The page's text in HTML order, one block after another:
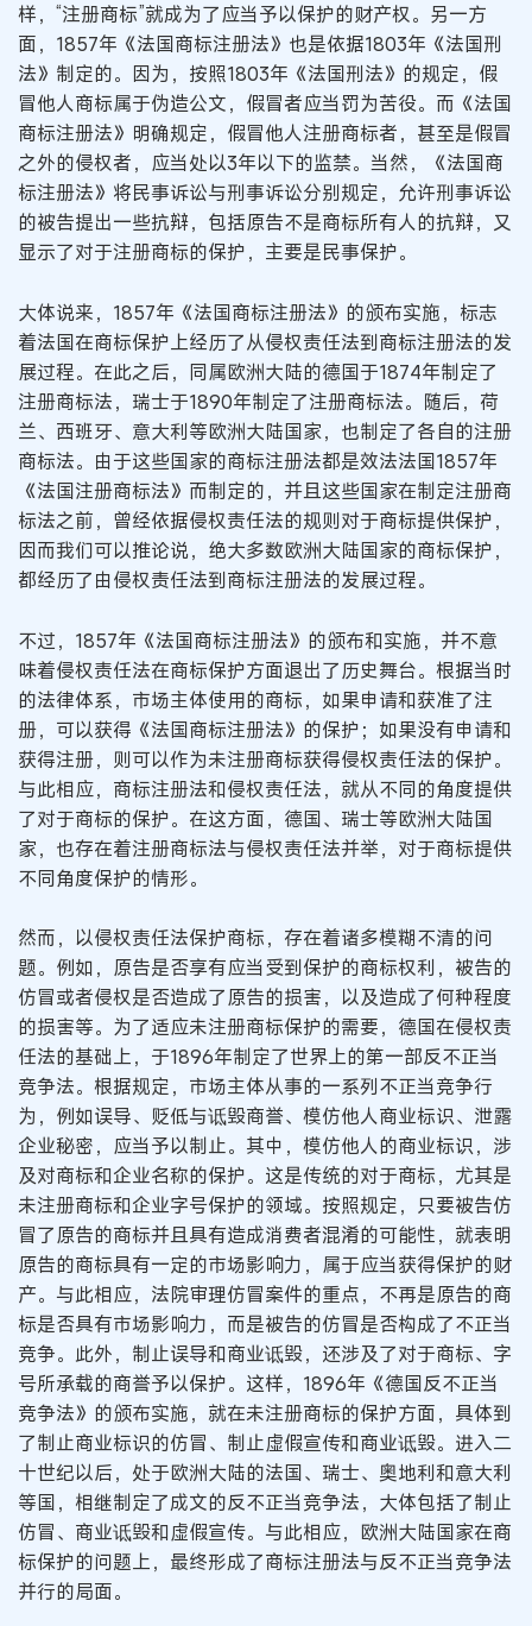
样，“注册商标”就成为了应当予以保护的财产权。另一方
面，1857年《法国商标注册法》也是依据1803年《法国刑
法》制定的。因为，按照1803年《法国刑法》的规定，假
冒他人商标属于伪造公文，假冒者应当罚为苦役。而《法国
商标注册法》明确规定，假冒他人注册商标者，甚至是假冒
之外的侵权者，应当处以3年以下的监禁。当然，《法国商
标注册法》将民事诉讼与刑事诉讼分别规定，允许刑事诉讼
的被告提出一些抗辩，包括原告不是商标所有人的抗辩，又
显示了对于注册商标的保护，主要是民事保护。
大体说来，1857年《法国商标注册法》的颁布实施，标志
着法国在商标保护上经历了从侵权责任法到商标注册法的发
展过程。在此之后，同属欧洲大陆的德国于1874年制定了
注册商标法，瑞士于1890年制定了注册商标法。随后，荷
兰、西班牙、意大利等欧洲大陆国家，也制定了各自的注册
商标法。由于这些国家的商标注册法都是效法法国1857年
《法国注册商标法》而制定的，并且这些国家在制定注册商
标法之前，曾经依据侵权责任法的规则对于商标提供保护，
因而我们可以推论说，绝大多数欧洲大陆国家的商标保护，
都经历了由侵权责任法到商标注册法的发展过程。
不过，1857年《法国商标注册法》的颁布和实施，并不意
味着侵权责任法在商标保护方面退出了历史舞台。根据当时
的法律体系，市场主体使用的商标，如果申请和获准了注
册，可以获得《法国商标注册法》的保护；如果没有申请和
获得注册，则可以作为未注册商标获得侵权责任法的保护。
与此相应，商标注册法和侵权责任法，就从不同的角度提供
了对于商标的保护。在这方面，德国、瑞士等欧洲大陆国
家，也存在着注册商标法与侵权责任法并举，对于商标提供
不同角度保护的情形。
然而，以侵权责任法保护商标，存在着诸多模糊不清的问
题。例如，原告是否享有应当受到保护的商标权利，被告的
仿冒或者侵权是否造成了原告的损害，以及造成了何种程度
的损害等。为了适应未注册商标保护的需要，德国在侵权责
任法的基础上，于1896年制定了世界上的第一部反不正当
竞争法。根据规定，市场主体从事的一系列不正当竞争行
为，例如误导、贬低与诋毁商誉、模仿他人商业标识、泄露
企业秘密，应当予以制止。其中，模仿他人的商业标识，涉
及对商标和企业名称的保护。这是传统的对于商标，尤其是
未注册商标和企业字号保护的领域。按照规定，只要被告仿
冒了原告的商标并且具有造成消费者混淆的可能性，就表明
原告的商标具有一定的市场影响力，属于应当获得保护的财
产。与此相应，法院审理仿冒案件的重点，不再是原告的商
标是否具有市场影响力，而是被告的仿冒是否构成了不正当
竞争。此外，制止误导和商业诋毁，还涉及了对于商标、字
号所承载的商誉予以保护。这样，1896年《德国反不正当
竞争法》的颁布实施，就在未注册商标的保护方面，具体到
了制止商业标识的仿冒、制止虚假宣传和商业诋毁。进入二
十世纪以后，处于欧洲大陆的法国、瑞士、奥地利和意大利
等国，相继制定了成文的反不正当竞争法，大体包括了制止
仿冒、商业诋毁和虚假宣传。与此相应，欧洲大陆国家在商
标保护的问题上，最终形成了商标注册法与反不正当竞争法
并行的局面。